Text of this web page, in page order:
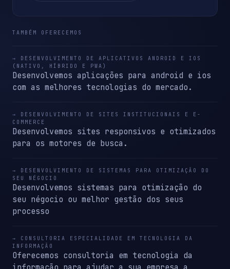
TAMBÉM OFERECEMOS
→ DESENVOLVIMENTO DE APLICATIVOS ANDROID E IOS
(NATIVO, HÍBRIDO E PWA)
Desenvolvemos aplicações para android e ios
com as melhores tecnologias do mercado.
→ DESENVOLVIMENTO DE SITES INSTITUCIONAIS E E-
COMMERCE
Desenvolvemos sites responsivos e otimizados
para os motores de busca.
→ DESENVOLVIMENTO DE SISTEMAS PARA OTIMIZAÇÃO DO
SEU NÉGOCIO
Desenvolvemos sistemas para otimização do
seu négocio ou melhor gestão dos seus
processo
→ CONSULTORIA ESPECIALIDADE EM TECNOLOGIA DA
INFORMAÇÃO
Oferecemos consultoria em tecnologia da